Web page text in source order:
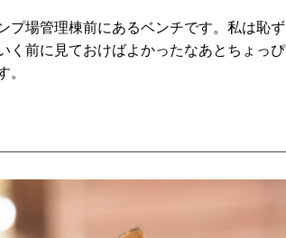
プ場管理棟前にあるベンチです。私は恥ず
く前に見ておけばよかったなあとちょっぴ